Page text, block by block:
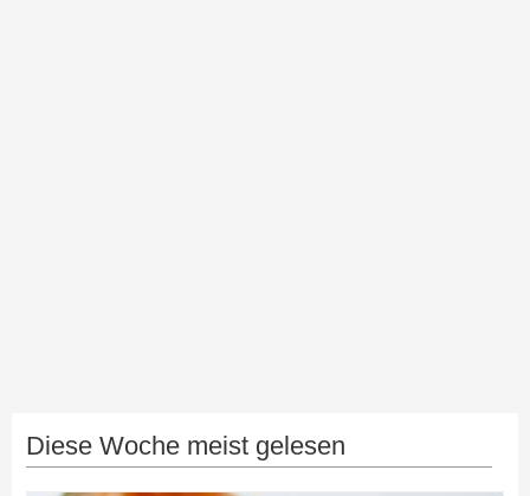
Diese Woche meist gelesen